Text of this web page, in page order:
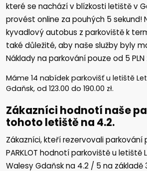
které se nachází v blízkosti letiště v
provést online za pouhých 5 sekund!
kyvadlový autobus z parkoviště k
také důležité, aby naše služby byly
Náklady na parkování pouze od 5 PLN
Máme 14 nabídek parkovišť u letiště
Gdaňsk, od 123.00 do 190.00 zł.
Zákazníci hodnotí naše
tohoto letiště na 4.2.
Zákazníci, kteří rezervovali
PARKLOT hodnotí parkoviště u letiště
Walesy Gdaňsk na 4.2 / 5 na základě